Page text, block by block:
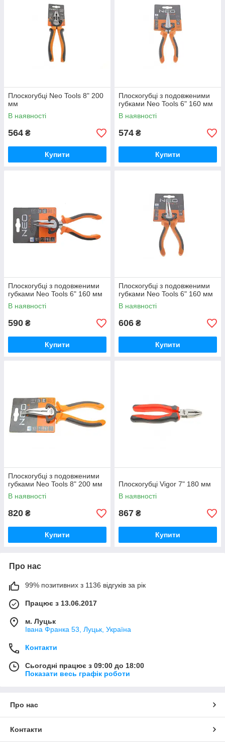
Плоскогубці Neo Tools 8" 200
мм
В наявності
564 ₴
Купити
Плоскогубці з подовженими
губками Neo Tools 6" 160 мм
В наявності
574 ₴
Купити
Плоскогубці з подовженими
губками Neo Tools 6" 160 мм
В наявності
590 ₴
Купити
Плоскогубці з подовженими
губками Neo Tools 6" 160 мм
В наявності
606 ₴
Купити
Плоскогубці з подовженими
губками Neo Tools 8" 200 мм
В наявності
820 ₴
Купити
Плоскогубці Vigor 7" 180 мм
В наявності
867 ₴
Купити
Про нас
99% позитивних з 1136 відгуків за рік
Працює з 13.06.2017
м. Луцьк
Івана Франка 53, Луцьк, Україна
Контакти
Сьогодні працює з 09:00 до 18:00
Показати весь графік роботи
Про нас
Контакти